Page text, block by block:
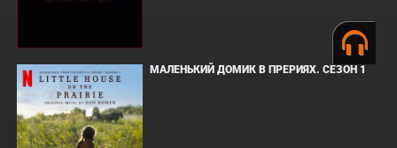
МАЛЕНЬКИЙ ДОМИК В ПРЕРИЯХ. СЕЗОН 1